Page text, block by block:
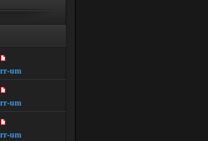
um
um
um